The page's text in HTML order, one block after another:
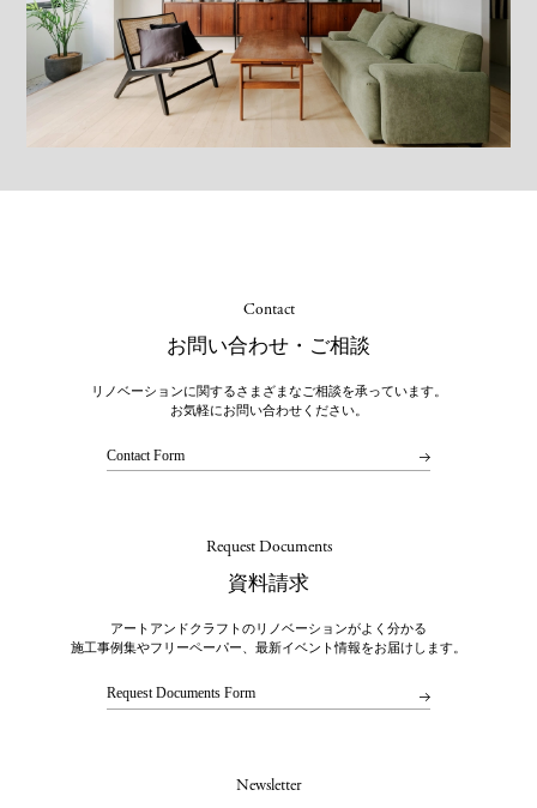
Contact
お問い合わせ・ご相談
リノベーションに関するさまざまなご相談を承っています。
お気軽にお問い合わせください。
Contact Form
Request Documents
資料請求
アートアンドクラフトのリノベーションがよく分かる
施工事例集やフリーペーパー、最新イベント情報をお届けします。
Request Documents Form
Newsletter